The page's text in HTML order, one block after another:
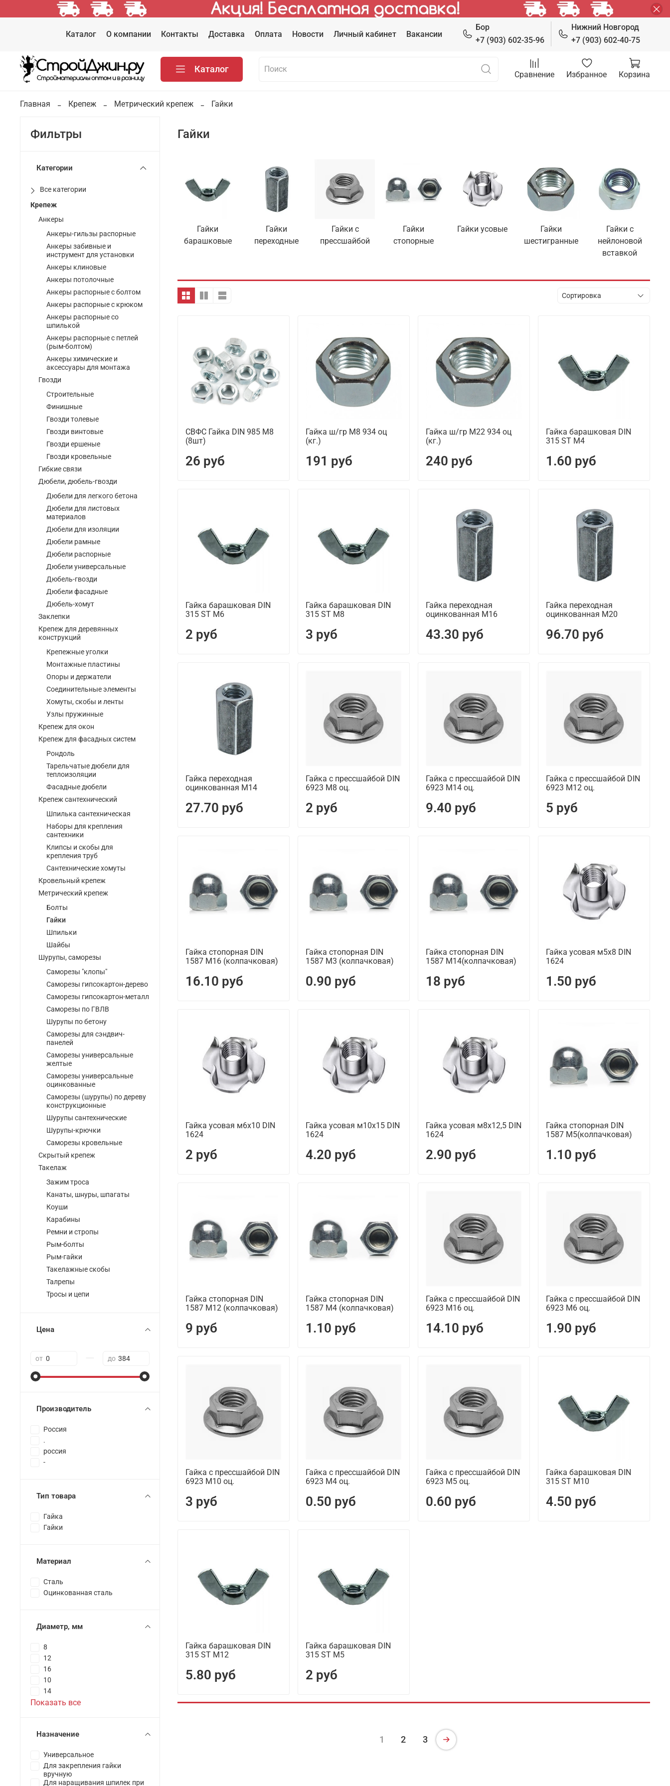
Каталог О компании Контакты Доставка Оплата Новости Личный кабинет Вакансии
Бор
+7 (903) 602-35-96
Нижний Новгород
+7 (903) 602-40-75
Каталог
Сравнение Избранное Корзина
Главная Крепеж Метрический крепеж Гайки
Гайки
Гайки
барашковые
Гайки
переходные
Гайки с
прессшайбой
Гайки
стопорные
Гайки усовые
Гайки
шестигранные
Гайки с
нейлоновой
вставкой
СВФС Гайка DIN 985 М8
(8шт)
26 руб
Гайка ш/гр М8 934 оц
(кг.)
191 руб
Гайка ш/гр М22 934 оц
(кг.)
240 руб
Гайка барашковая DIN
315 ST М4
1.60 руб
Гайка барашковая DIN
315 ST М6
2 руб
Гайка барашковая DIN
315 ST М8
3 руб
Гайка переходная
оцинкованная М16
43.30 руб
Гайка переходная
оцинкованная М20
96.70 руб
Гайка переходная
оцинкованная М14
27.70 руб
Гайка с прессшайбой DIN
6923 М8 оц.
2 руб
Гайка с прессшайбой DIN
6923 М14 оц.
9.40 руб
Гайка с прессшайбой DIN
6923 М12 оц.
5 руб
Гайка стопорная DIN
1587 М16 (колпачковая)
16.10 руб
Гайка стопорная DIN
1587 М3 (колпачковая)
0.90 руб
Гайка стопорная DIN
1587 М14(колпачковая)
18 руб
Гайка усовая м5х8 DIN
1624
1.50 руб
Гайка усовая м6х10 DIN
1624
2 руб
Гайка усовая м10х15 DIN
1624
4.20 руб
Гайка усовая м8х12,5 DIN
1624
2.90 руб
Гайка стопорная DIN
1587 М5(колпачковая)
1.10 руб
Гайка стопорная DIN
1587 М12 (колпачковая)
9 руб
Гайка стопорная DIN
1587 М4 (колпачковая)
1.10 руб
Гайка с прессшайбой DIN
6923 М16 оц.
14.10 руб
Гайка с прессшайбой DIN
6923 М6 оц.
1.90 руб
Гайка с прессшайбой DIN
6923 М10 оц.
3 руб
Гайка с прессшайбой DIN
6923 М4 оц.
0.50 руб
Гайка с прессшайбой DIN
6923 М5 оц.
0.60 руб
Гайка барашковая DIN
315 ST М10
4.50 руб
Гайка барашковая DIN
315 ST М12
5.80 руб
Гайка барашковая DIN
315 ST М5
2 руб
1 2 3
Фильтры
Категории
Все категории
Крепеж
Анкеры
Анкеры-гильзы распорные
Анкеры забивные и
инструмент для установки
Анкеры клиновые
Анкеры потолочные
Анкеры распорные с болтом
Анкеры распорные с крюком
Анкеры распорные со
шпилькой
Анкеры распорные с петлей
(рым-болтом)
Анкеры химические и
аксессуары для монтажа
Гвозди
Строительные
Финишные
Гвозди толевые
Гвозди винтовые
Гвозди ершеные
Гвозди кровельные
Гибкие связи
Дюбели, дюбель-гвозди
Дюбели для легкого бетона
Дюбели для листовых
материалов
Дюбели для изоляции
Дюбели рамные
Дюбели распорные
Дюбели универсальные
Дюбель-гвозди
Дюбели фасадные
Дюбель-хомут
Заклепки
Крепеж для деревянных
конструкций
Крепежные уголки
Монтажные пластины
Опоры и держатели
Соединительные элементы
Хомуты, скобы и ленты
Узлы пружинные
Крепеж для окон
Крепеж для фасадных систем
Рондоль
Тарельчатые дюбели для
теплоизоляции
Фасадные дюбели
Крепеж сантехнический
Шпилька сантехническая
Наборы для крепления
сантехники
Клипсы и скобы для
крепления труб
Сантехнические хомуты
Кровельный крепеж
Метрический крепеж
Болты
Гайки
Шпильки
Шайбы
Шурупы, саморезы
Саморезы "клопы"
Саморезы гипсокартон-дерево
Саморезы гипсокартон-металл
Саморезы по ГВЛВ
Шурупы по бетону
Саморезы для сэндвич-
панелей
Саморезы универсальные
желтые
Саморезы универсальные
оцинкованные
Саморезы (шурупы) по дереву
конструкционные
Шурупы сантехнические
Шурупы-крючки
Саморезы кровельные
Скрытый крепеж
Такелаж
Зажим троса
Канаты, шнуры, шпагаты
Коуши
Карабины
Ремни и стропы
Рым-болты
Рым-гайки
Такелажные скобы
Талрепы
Тросы и цепи
Цена
от до
Производитель
Россия
.
россия
-
Тип товара
Гайка
Гайки
Материал
Сталь
Оцинкованная сталь
Диаметр, мм
8
12
16
10
14
Показать все
Назначение
Универсальное
Для закрепления гайки
вручную
Для наращивания шпилек при